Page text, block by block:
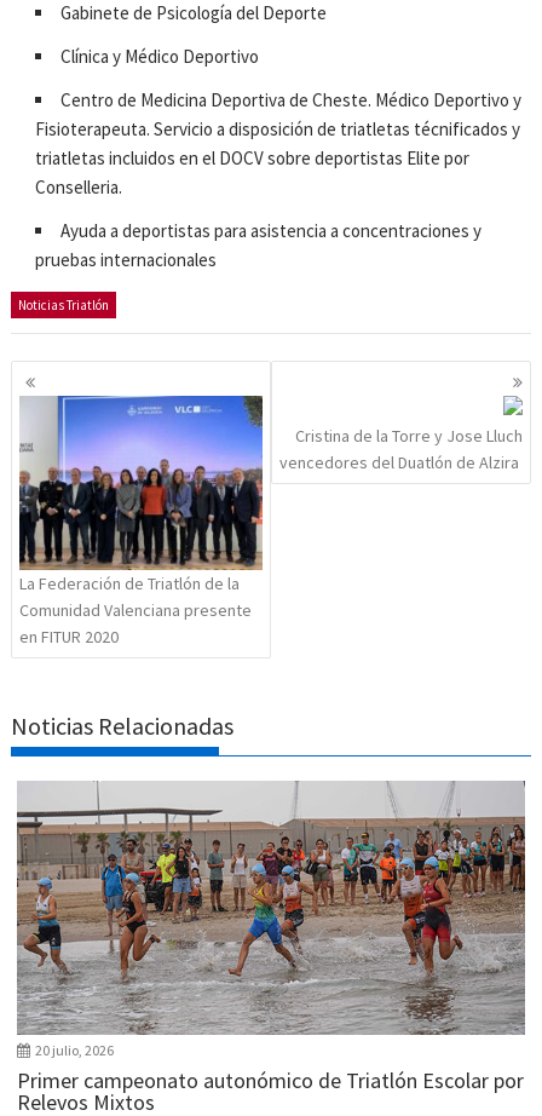
Gabinete de Psicología del Deporte
Clínica y Médico Deportivo
Centro de Medicina Deportiva de Cheste. Médico Deportivo y
Fisioterapeuta. Servicio a disposición de triatletas técnificados y
triatletas incluidos en el DOCV sobre deportistas Elite por
Conselleria.
Ayuda a deportistas para asistencia a concentraciones y
pruebas internacionales
Noticias Triatlón
Navegación
de
entradas
La Federación de Triatlón de la
Comunidad Valenciana presente
en FITUR 2020
Cristina de la Torre y Jose Lluch
vencedores del Duatlón de Alzira
Noticias Relacionadas
20 julio, 2026
Primer campeonato autonómico de Triatlón Escolar por
Relevos Mixtos